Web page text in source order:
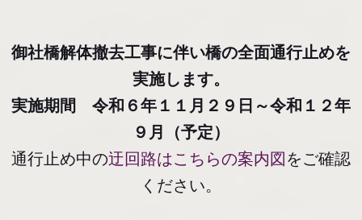
御社橋解体撤去工事に伴い橋の全面通行止めを
実施します。
実施期間 令和６年１１月２９日～令和１２年
９月（予定）
通行止め中の迂回路はこちらの案内図 をご確認
ください。